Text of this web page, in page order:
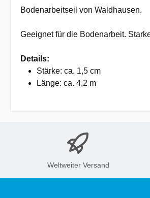
Bodenarbeitseil von Waldhausen.
Geeignet für die Bodenarbeit.
Details:
Stärke: ca. 1,5 cm
Länge: ca. 4,2 m
Weltweiter Versand